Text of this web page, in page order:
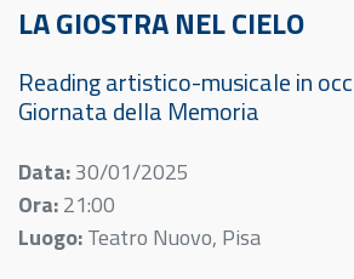
LA GIOSTRA NEL CIELO
Reading artistico-musicale in
Giornata della Memoria
Data:30/01/2025
Ora:21:00
Luogo:Teatro Nuovo, Pisa